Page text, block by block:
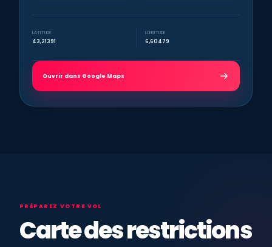
LATITUDE
43,21391
LONGITUDE
6,60479
Ouvrir dans Google Maps
PRÉPAREZ VOTRE VOL
Carte des restrictions